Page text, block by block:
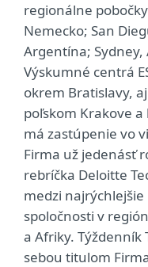
regionálne
Nemecko; San
Argentína;
Výskumné centrá
okrem Bratislavy,
poľskom Krakove a
má zastúpenie vo
Firma už jedenásť
rebríčka Deloitte
medzi
spoločnosti v
a Afriky. Týždenník
sebou titulom